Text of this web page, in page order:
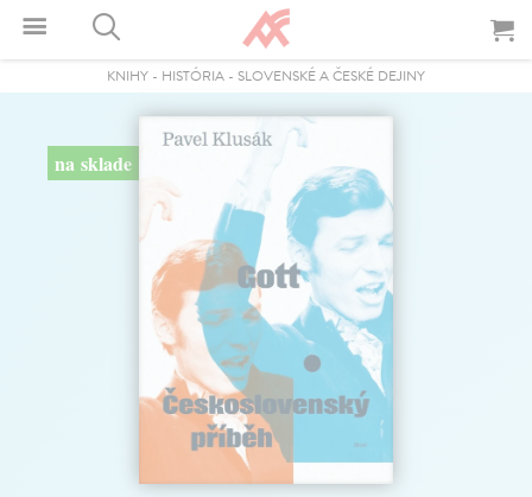
KNIHY - HISTÓRIA - SLOVENSKÉ A ČESKÉ DEJINY
na sklade